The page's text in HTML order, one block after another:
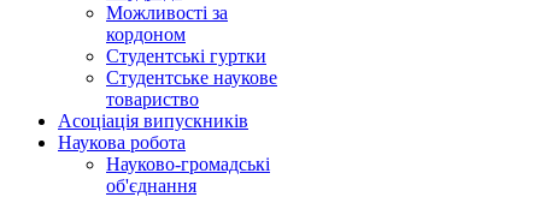
Можливості за
кордоном
Студентські гуртки
Студентське наукове
товариство
Асоціація випускників
Наукова робота
Науково-громадські
об'єднання